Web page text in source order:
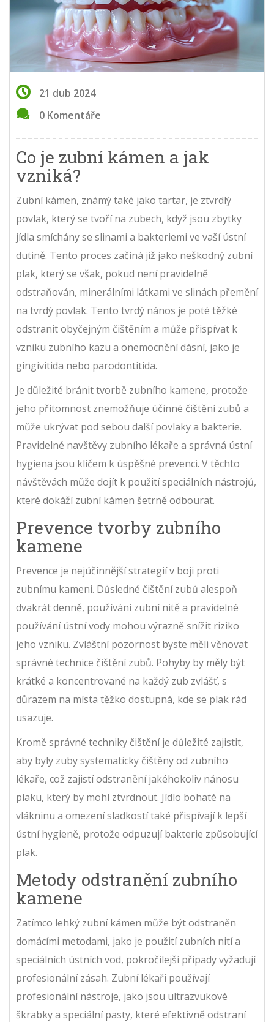
21 dub 2024
0 Komentáře
Co je zubní kámen a jak
vzniká?
Zubní kámen, známý také jako tartar, je ztvrdlý
povlak, který se tvoří na zubech, když jsou zbytky
jídla smíchány se slinami a bakteriemi ve vaší ústní
dutině. Tento proces začíná již jako neškodný zubní
plak, který se však, pokud není pravidelně
odstraňován, minerálními látkami ve slinách přemění
na tvrdý povlak. Tento tvrdý nános je poté těžké
odstranit obyčejným čištěním a může přispívat k
vzniku zubního kazu a onemocnění dásní, jako je
gingivitida nebo parodontitida.
Je důležité bránit tvorbě zubního kamene, protože
jeho přítomnost znemožňuje účinné čištění zubů a
může ukrývat pod sebou další povlaky a bakterie.
Pravidelné navštěvy zubního lékaře a správná ústní
hygiena jsou klíčem k úspěšné prevenci. V těchto
návštěvách může dojít k použití speciálních nástrojů,
které dokáží zubní kámen šetrně odbourat.
Prevence tvorby zubního
kamene
Prevence je nejúčinnější strategií v boji proti
zubnímu kameni. Důsledné čištění zubů alespoň
dvakrát denně, používání zubní nitě a pravidelné
používání ústní vody mohou výrazně snížit riziko
jeho vzniku. Zvláštní pozornost byste měli věnovat
správné technice čištění zubů. Pohyby by měly být
krátké a koncentrované na každý zub zvlášť, s
důrazem na místa těžko dostupná, kde se plak rád
usazuje.
Kromě správné techniky čištění je důležité zajistit,
aby byly zuby systematicky čištěny od zubního
lékaře, což zajistí odstranění jakéhokoliv nánosu
plaku, který by mohl ztvrdnout. Jídlo bohaté na
vlákninu a omezení sladkostí také přispívají k lepší
ústní hygieně, protože odpuzují bakterie způsobující
plak.
Metody odstranění zubního
kamene
Zatímco lehký zubní kámen může být odstraněn
domácími metodami, jako je použití zubních nití a
speciálních ústních vod, pokročilejší případy vyžadují
profesionální zásah. Zubní lékaři používají
profesionální nástroje, jako jsou ultrazvukové
škrabky a speciální pasty, které efektivně odstraní